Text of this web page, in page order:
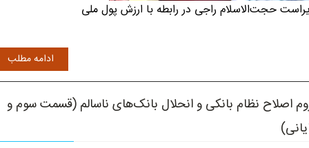
حجت‌الاسلام راجی در رابطه با ارزش پول ملی
ادامه مطلب
اصلاح نظام بانکی و انحلال بانک‌های ناسالم (قسمت سوم و